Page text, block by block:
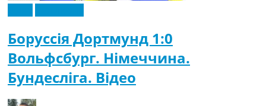
Боруссія Дортмунд 1:0
Вольфсбург. Німеччина.
Бундесліга. Відео